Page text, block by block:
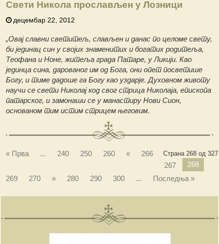
Свети Никола прослављен у Лозници
децембар 22, 2012
„Овај славни светитељ, слављен и данас по целоме свету,
би јединац син у својих знаменитих и богатих родитеља,
Теофана и Ноне, житеља града Патаре, у Ликији. Као
јединца сина, дарованог им од Бога, они опет посветише
Богу, и тиме дадоше га Богу као уздарје. Духовном животу
научи се свети Николај код свог стрица Николаја, епископа
патарског, и замонаши се у манастиру Нови Сион,
основаном тим истим стрицем његовим.
Страна 268 од 327
« Прва ... 240 250 260 «
266
267
268
269
270 » 280 290 300 ... Последња »